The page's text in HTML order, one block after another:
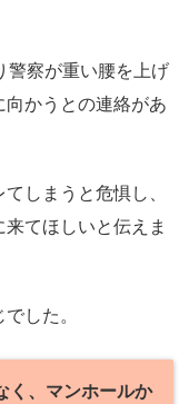
警察が重い腰を上げ
かうとの連絡があ
しまうと危惧し、
てほしいと伝えま
した。
く、マンホールか